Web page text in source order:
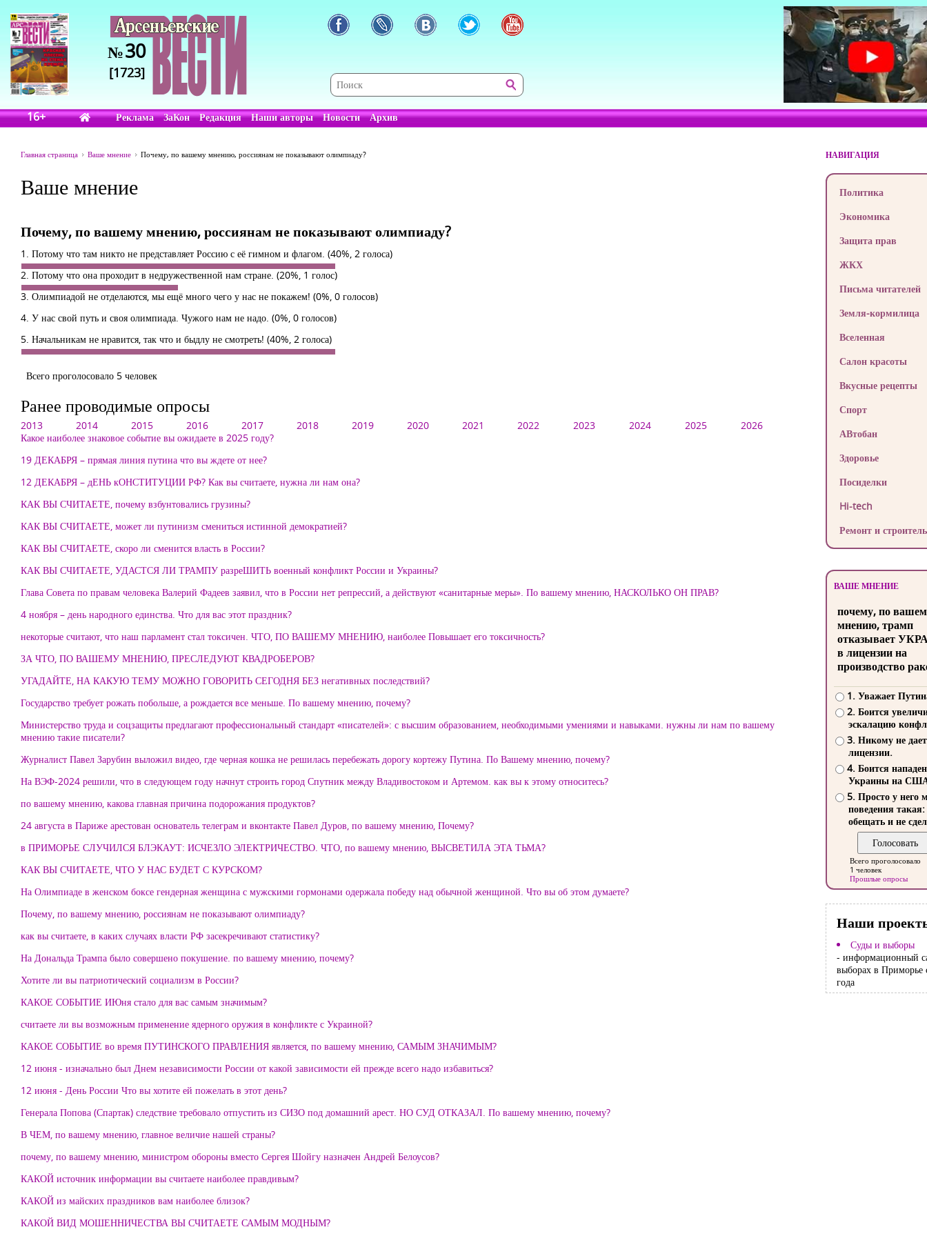
№30
[1723]
16+ Реклама ЗаКон Редакция Наши авторы Новости Архив
Главная страница Ваше мнение Почему, по вашему мнению, россиянам не показывают олимпиаду?
Ваше мнение
Почему, по вашему мнению, россиянам не показывают олимпиаду?
1. Потому что там никто не представляет Россию с её гимном и флагом. (40%, 2 голоса)
2. Потому что она проходит в недружественной нам стране. (20%, 1 голос)
3. Олимпиадой не отделаются, мы ещё много чего у нас не покажем! (0%, 0 голосов)
4. У нас свой путь и своя олимпиада. Чужого нам не надо. (0%, 0 голосов)
5. Начальникам не нравится, так что и быдлу не смотреть! (40%, 2 голоса)
Всего проголосовало 5 человек
Ранее проводимые опросы
2013 2014 2015 2016 2017 2018 2019 2020 2021 2022 2023 2024 2025
2026
Какое наиболее знаковое событие вы ожидаете в 2025 году?
19 ДЕКАБРЯ – прямая линия путина что вы ждете от нее?
12 ДЕКАБРЯ – дЕНЬ кОНСТИТУЦИИ РФ? Как вы считаете, нужна ли нам она?
КАК ВЫ СЧИТАЕТЕ, почему взбунтовались грузины?
КАК ВЫ СЧИТАЕТЕ, может ли путинизм смениться истинной демократией?
КАК ВЫ СЧИТАЕТЕ, скоро ли сменится власть в России?
КАК ВЫ СЧИТАЕТЕ, УДАСТСЯ ЛИ ТРАМПУ разреШИТЬ военный конфликт России и Украины?
Глава Совета по правам человека Валерий Фадеев заявил, что в России нет репрессий, а действуют «санитарные меры». По вашему мнению, НАСКОЛЬКО ОН ПРАВ?
4 ноября – день народного единства. Что для вас этот праздник?
некоторые считают, что наш парламент стал токсичен. ЧТО, ПО ВАШЕМУ МНЕНИЮ, наиболее Повышает его токсичность?
ЗА ЧТО, ПО ВАШЕМУ МНЕНИЮ, ПРЕСЛЕДУЮТ КВАДРОБЕРОВ?
УГАДАЙТЕ, НА КАКУЮ ТЕМУ МОЖНО ГОВОРИТЬ СЕГОДНЯ БЕЗ негативных последствий?
Государство требует рожать побольше, а рождается все меньше. По вашему мнению, почему?
Министерство труда и соцзащиты предлагают профессиональный стандарт «писателей»: с высшим образованием, необходимыми умениями и навыками. нужны ли нам по вашему
мнению такие писатели?
Журналист Павел Зарубин выложил видео, где черная кошка не решилась перебежать дорогу кортежу Путина. По Вашему мнению, почему?
На ВЭФ-2024 решили, что в следующем году начнут строить город Спутник между Владивостоком и Артемом. как вы к этому относитесь?
по вашему мнению, какова главная причина подорожания продуктов?
24 августа в Париже арестован основатель телеграм и вконтакте Павел Дуров, по вашему мнению, Почему?
в ПРИМОРЬЕ СЛУЧИЛСЯ БЛЭКАУТ: ИСЧЕЗЛО ЭЛЕКТРИЧЕСТВО. ЧТО, по вашему мнению, ВЫСВЕТИЛА ЭТА ТЬМА?
КАК ВЫ СЧИТАЕТЕ, ЧТО У НАС БУДЕТ С КУРСКОМ?
На Олимпиаде в женском боксе гендерная женщина с мужскими гормонами одержала победу над обычной женщиной. Что вы об этом думаете?
Почему, по вашему мнению, россиянам не показывают олимпиаду?
как вы считаете, в каких случаях власти РФ засекречивают статистику?
На Дональда Трампа было совершено покушение. по вашему мнению, почему?
Хотите ли вы патриотический социализм в России?
КАКОЕ СОБЫТИЕ ИЮня стало для вас самым значимым?
считаете ли вы возможным применение ядерного оружия в конфликте с Украиной?
КАКОЕ СОБЫТИЕ во время ПУТИНСКОГО ПРАВЛЕНИЯ является, по вашему мнению, САМЫМ ЗНАЧИМЫМ?
12 июня - изначально был Днем независимости России от какой зависимости ей прежде всего надо избавиться?
12 июня - День России Что вы хотите ей пожелать в этот день?
Генерала Попова (Спартак) следствие требовало отпустить из СИЗО под домашний арест. НО СУД ОТКАЗАЛ. По вашему мнению, почему?
В ЧЕМ, по вашему мнению, главное величие нашей страны?
почему, по вашему мнению, министром обороны вместо Сергея Шойгу назначен Андрей Белоусов?
КАКОЙ источник информации вы считаете наиболее правдивым?
КАКОЙ из майских праздников вам наиболее близок?
КАКОЙ ВИД МОШЕННИЧЕСТВА ВЫ СЧИТАЕТЕ САМЫМ МОДНЫМ?
НАВИГАЦИЯ
Политика
Экономика
Защита прав
ЖКХ
Письма читателей
Земля-кормилица
Вселенная
Салон красоты
Вкусные рецепты
Спорт
АВтобан
Здоровье
Посиделки
Hi-tech
Ремонт и
ВАШЕ МНЕНИЕ
почему, по
мнению, трамп
отказывает
в лицензии на
производство
1. Уважает
2. Боится
эскалацию
3. Никому не
лицензии.
4. Боится
Украины на
5. Просто у него
поведения такая:
обещать и не
Всего проголосовало
1 человек
Прошлые опросы
Наши
Суды и выборы
- информационный
выборах в Приморье
года